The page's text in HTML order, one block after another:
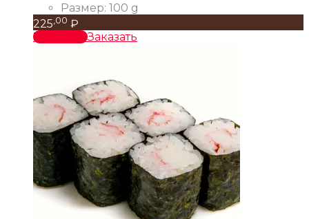
Размер: 100 g
225 ,00 ₽
В корзинуЗаказать